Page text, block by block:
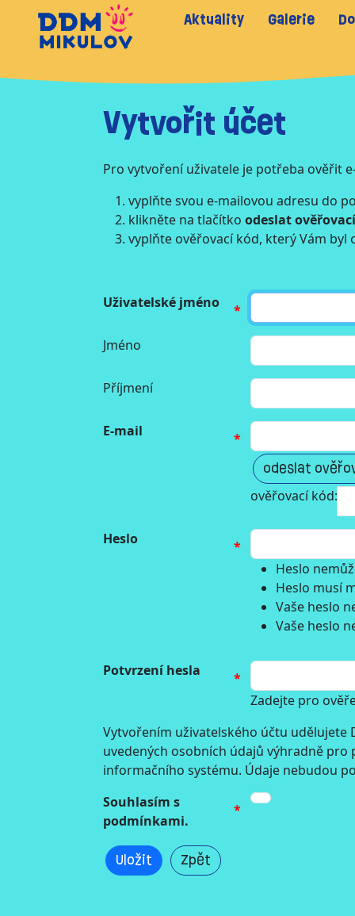
Aktuality Galerie
Vytvořit účet
Pro vytvoření uživatele je potřeba ověřit
vyplňte svou e-mailovou adresu do
klikněte na tlačítko odeslat
vyplňte ověřovací kód, který Vám byl
Uživatelské jméno
Jméno
Příjmení
E-mail
odeslat
ověřovací kód:
Heslo
Heslo
Heslo musí
Vaše heslo
Vaše heslo
Potvrzení hesla
Zadejte pro
Vytvořením uživatelského účtu udělujete
uvedených osobních údajů výhradně
informačního systému. Údaje nebudou
Souhlasím s
podmínkami.
Uložit Zpět